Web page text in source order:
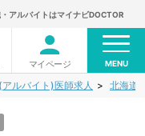
アルバイトはマイナビDOCTOR
マイページ MENU
ルバイト)医師求人 北海道